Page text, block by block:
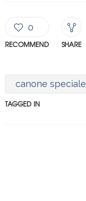
0
RECOMMEND SHARE
canone speciale
TAGGED IN